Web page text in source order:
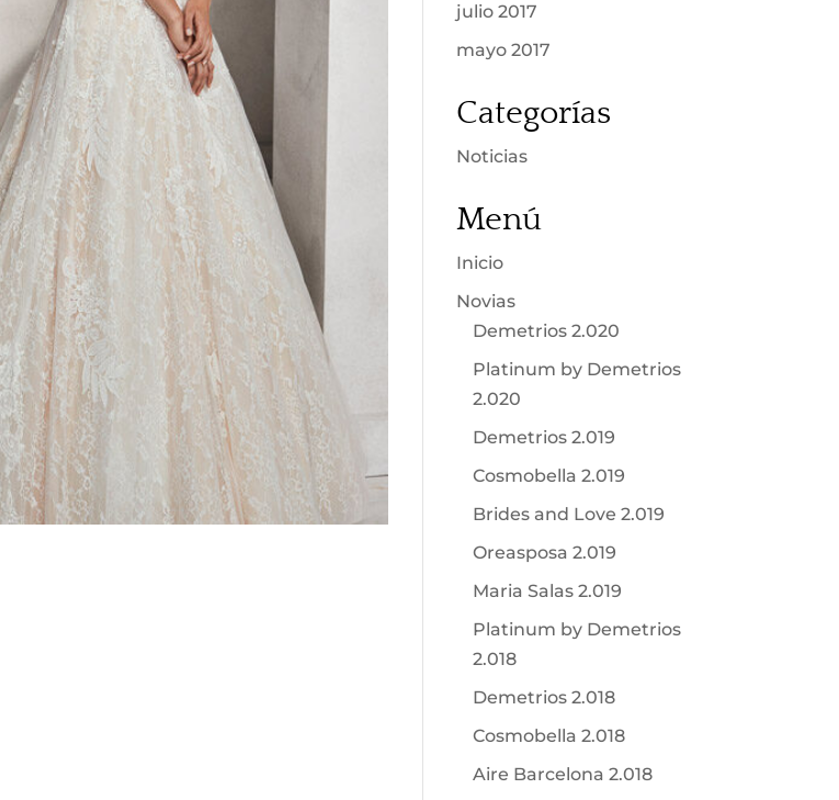
julio 2017
mayo 2017
Categorías
Noticias
Menú
Inicio
Novias
Demetrios 2.020
Platinum by Demetrios
2.020
Demetrios 2.019
Cosmobella 2.019
Brides and Love 2.019
Oreasposa 2.019
Maria Salas 2.019
Platinum by Demetrios
2.018
Demetrios 2.018
Cosmobella 2.018
Aire Barcelona 2.018